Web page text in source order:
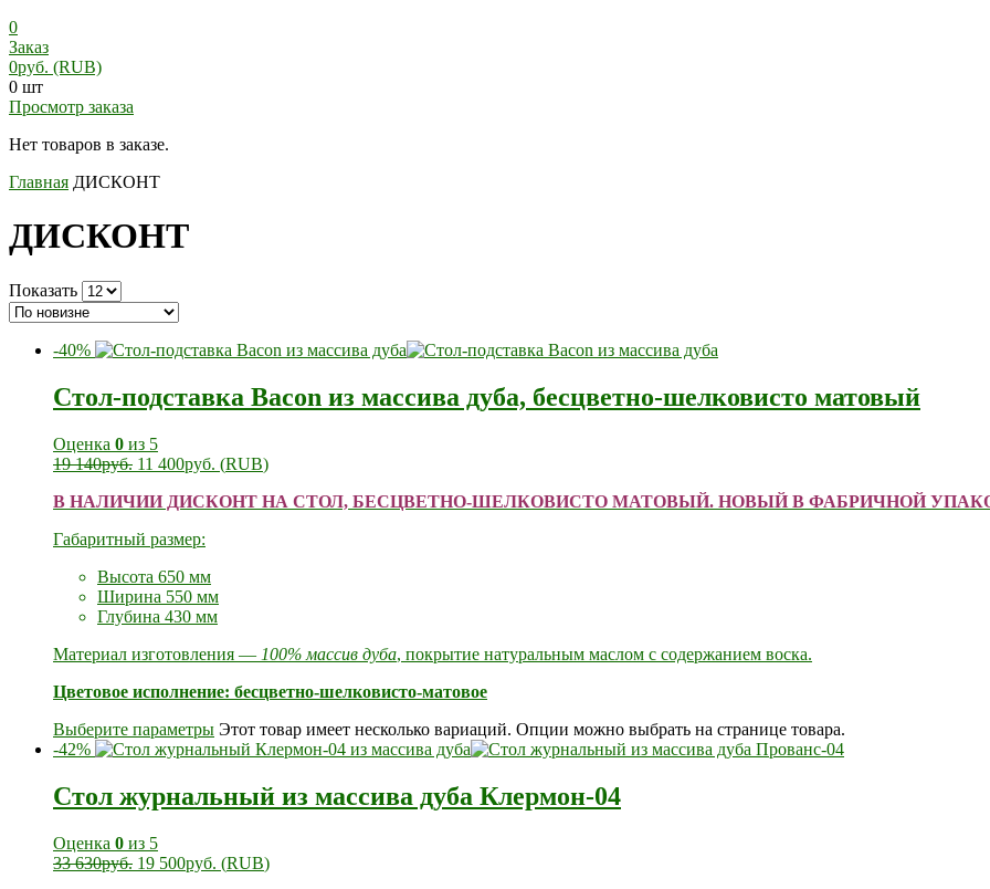
0
Заказ
0руб. (RUB)
0 шт
Просмотр заказа
Нет товаров в заказе.
Главная ДИСКОНТ
ДИСКОНТ
Показать
-40%
Стол-подставка Bacon из массива дуба, бесцветно-шелковисто матовый
Оценка 0 из 5
19 140руб. 11 400руб. (RUB)
В НАЛИЧИИ ДИСКОНТ НА СТОЛ, БЕСЦВЕТНО-ШЕЛКОВИСТО МАТОВЫЙ. НОВЫЙ В ФАБРИЧНОЙ
Габаритный размер:
Высота 650 мм
Ширина 550 мм
Глубина 430 мм
Материал изготовления — 100% массив дуба, покрытие натуральным маслом с содержанием воска.
Цветовое исполнение: бесцветно-шелковисто-матовое
Выберите параметры Этот товар имеет несколько вариаций. Опции можно выбрать на странице товара.
-42%
Стол журнальный из массива дуба Клермон-04
Оценка 0 из 5
33 630руб. 19 500руб. (RUB)